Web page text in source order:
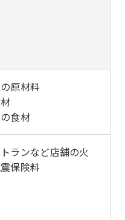
原材料
食材
ランなど店舗の火
保険料